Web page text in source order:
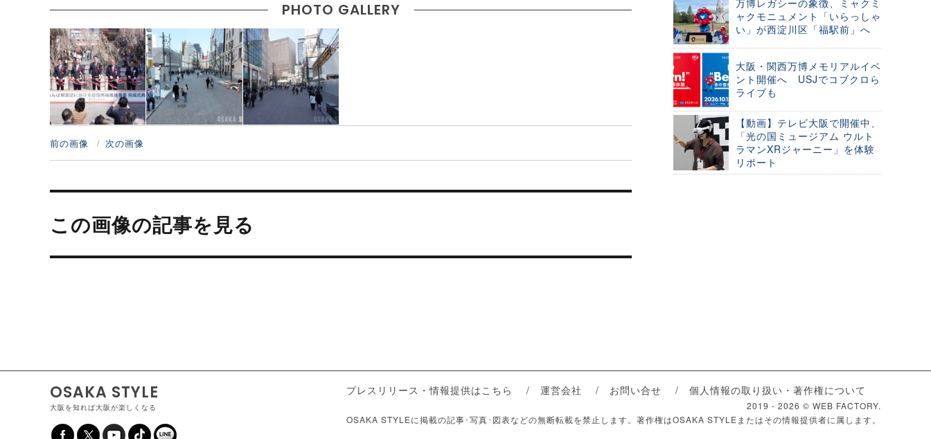
PHOTO GALLERY
前の画像 次の画像
投
ナ
ビ
ー
この画像の記事を見る
万博レガシーの象徴、ミャクミ
ャクモニュメント「いらっしゃ
い」が西淀川区「福駅前」へ
大阪・関西万博メモリアルイベ
ント開催へ USJでコブクロら
ライブも
【動画】テレビ大阪で開催中、
「光の国ミュージアム ウルト
ラマンXRジャーニー」を体験
リポート
OSAKA STYLE
大阪を知れば大阪が楽しくなる
プレスリリース・情報提供はこちら 運営会社 お問い合せ 個人情報の取り扱い・著作権について
2019 - 2026 © WEB FACTORY.
OSAKA STYLEに掲載の記事･写真･図表などの無断転載を禁止します。著作権はOSAKA STYLEまたはその情報提供者に属します。